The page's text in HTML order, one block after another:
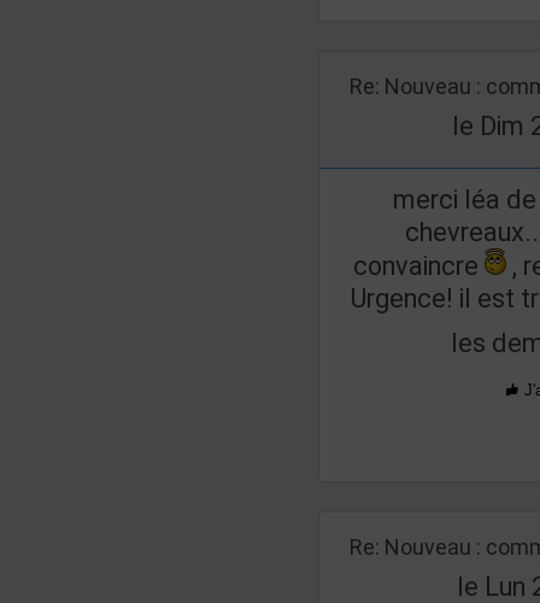
Re: Nouveau :
le Dim
merci léa
convaincre
,
Urgence! il est
les
Re: Nouveau :
le Lun